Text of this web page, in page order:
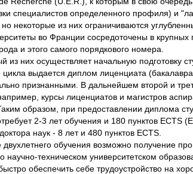
специалистов определенного профиля) и
некоторые из них ограничиваются
во Франции сосредоточены в
и этого самого порядкового номера.
них осуществляет начальную подготовку
цикла выдается диплом лиценциата
признанными. В дальнейшем второй и
курсы лиценциатов и магистров
образом, при предоставлении диплома
2-3 лет обучения и 180 пунктов ECTS
наук - 8 лет и 480 пунктов ECTS.
обучения возможно получение
научно-техническом университетском
обеспечить себе трудоустройство на